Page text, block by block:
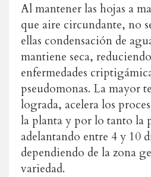
Al mantener las hojas a
que aire circundante, no
ellas condensación de
mantiene seca,
enfermedades
pseudomonas. La mayor
lograda, acelera los
la planta y por lo tanto la
adelantando entre 4 y 10
dependiendo de la zona
variedad.